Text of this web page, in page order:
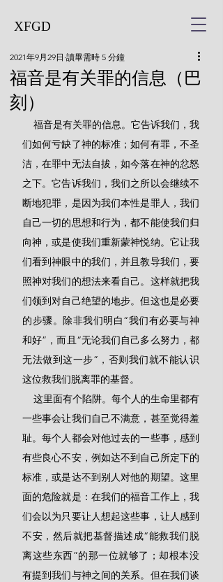
XFGD
福音是有关罪的信息（巴
刻）
2021年9月29日 讀畢需時 5 分鐘
们如何亏缺了神的标准；如何有罪，不圣
洁，在罪中无法自拔，如今落在神的忿怒
之下。它告诉我们，我们之所以会继续不
断地犯罪，是因为我们本性是罪人，我们
自己一切的思想和行为，都不能使我们归
向神，或是使我们重新蒙神悦纳。它让我
们看到神眼中的我们，并且教导我们，要
照神对我们的想法来看自己。这样就把我
们领到对自己绝望的地步。但这也是必要
的步骤。除非我们明白“我们有必要与神
和好”，而且“无论我们自己多么努力，都
无法做到这一步”，否则我们就不能认识
这位救我们脱离罪的基督。
一些事会让我们自己不满意，甚至觉得羞
耻。每个人都会对他过去的一些事，感到
有些良心不安，例如达不到自己所定下的
标准，或是达不到别人对他的期望。这里
面的危险就是：在我们的福音工作上，我
们会以为只要让人想起这些事，让人感到
不安，然后就把基督描述成“能救我们脱
离这些东西”的那一位就够了；却根本没
有提到我们与神之间的关系。但在我们谈